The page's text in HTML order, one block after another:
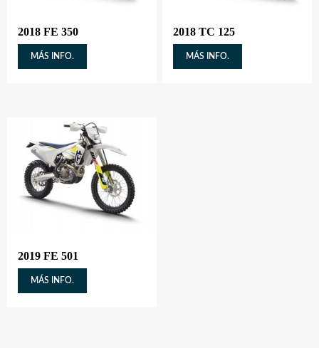
2018 FE 350
MÁS INFO.
2018 TC 125
MÁS INFO.
2019 FE 501
MÁS INFO.